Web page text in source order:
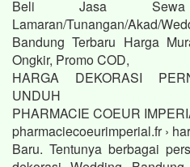
Beli Jasa
Lamaran/Tunangan/Akad/
Bandung Terbaru Harga
Ongkir, Promo COD,
HARGA DEKORASI
UNDUH
PHARMACIE COEUR
pharmaciecoeurimperial.fr ›
Baru. Tentunya berbagai